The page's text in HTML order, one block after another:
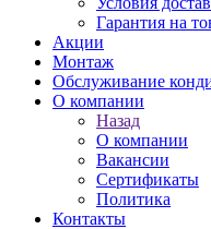
Гарантия на
Акции
Монтаж
Обслуживание
О компании
Назад
О компании
Вакансии
Сертификаты
Политика
Контакты